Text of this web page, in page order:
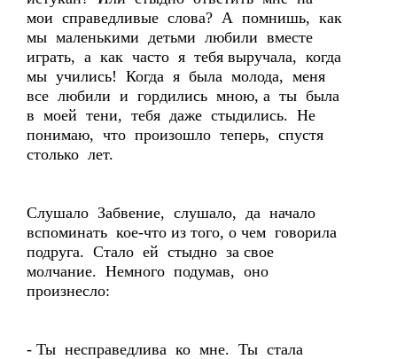
мои справедливые слова? А помнишь, как
мы маленькими детьми любили вместе
играть, а как часто я тебя выручала, когда
мы учились! Когда я была молода, меня
все любили и гордились мною, а ты была
в моей тени, тебя даже стыдились. Не
понимаю, что произошло теперь, спустя
столько лет.
Слушало Забвение, слушало, да начало
вспоминать кое-что из того, о чем говорила
подруга. Стало ей стыдно за свое
молчание. Немного подумав, оно
произнесло:
- Ты несправедлива ко мне. Ты стала